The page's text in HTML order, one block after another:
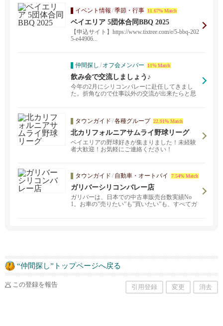
イベント情報 /季節・行事 11.67% Match
ベイエリア 5団体合同BBQ 2025
【申込サイト】https://www.tixtree.com/e/5-bbq-202
5-e44906...
仲間探し / オフ会メンバー 11% Match
飲み会で交流しましょう♪
今年の2月にシリコンバレーに赴任してきまし
た。折角なので仕事以外の交流が出来たらと思
タウンガイド /各種グループ 22.91% Match
北カリフォルニアサムライ野球リーグ
ベイエリアの野球好きが集まりました！未経験
者大歓迎！お気軽にご連絡ください！
タウンガイド / 自動車・オートバイ 7.54% Match
ガリバーシリコンバレー店
ガリバーは、日本での中古車販売台数実績No
1。お車の”売りたい”も”買いたい”も、すべてガ
“仲間探し”トップページへ戻る
この登録を報告 引用登録 変更 消去